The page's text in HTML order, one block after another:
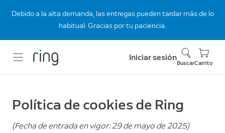
Debido a la alta demanda, las entregas pueden tardar más de lo
habitual. Gracias por tu paciencia.
Iniciar sesión
BuscarCarrito
Política de cookies de Ring
(Fecha de entrada en vigor: 29 de mayo de 2025)